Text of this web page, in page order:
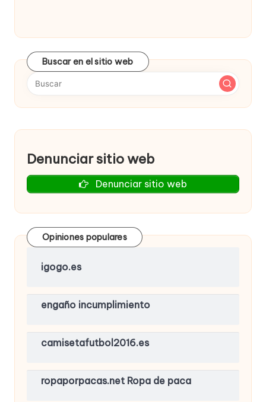
Buscar en el sitio web
Denunciar sitio web
Denunciar sitio web
Opiniones populares
igogo.es
engaño incumplimiento
camisetafutbol2016.es
ropaporpacas.net Ropa de paca